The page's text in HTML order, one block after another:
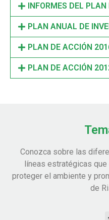
INFORMES DEL PLAN
PLAN ANUAL DE
PLAN DE ACCIÓN
PLAN DE ACCIÓN
Conozca sobre las
líneas estratégicas que
proteger el ambiente y
de